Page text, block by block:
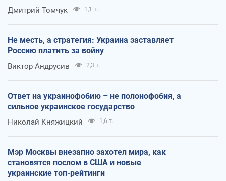
Дмитрий Томчук 1,1 т.
Не месть, а стратегия: Украина заставляет
Россию платить за войну
Виктор Андрусив 2,3 т.
Ответ на украинофобию – не полонофобия, а
сильное украинское государство
Николай Княжицкий 1,6 т.
Мэр Москвы внезапно захотел мира, как
становятся послом в США и новые
украинские топ-рейтинги